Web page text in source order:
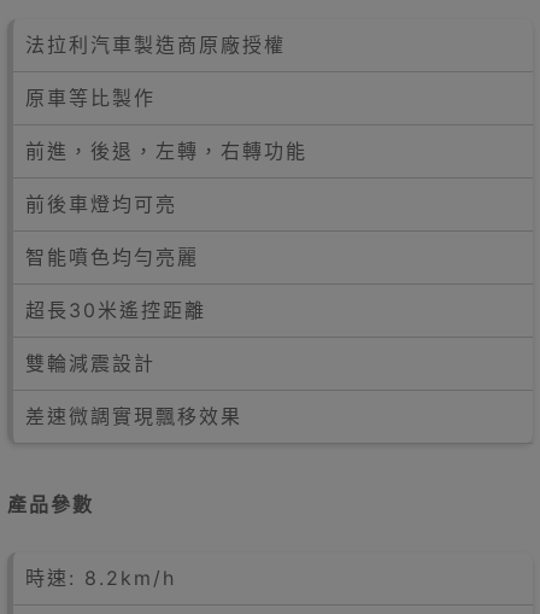
法拉利汽車製造商原廠授權
原車等比製作
前進，後退，左轉，右轉功能
前後車燈均可亮
智能噴色均勻亮麗
超長30米遙控距離
雙輪減震設計
差速微調實現飄移效果
產品參數
時速: 8.2km/h